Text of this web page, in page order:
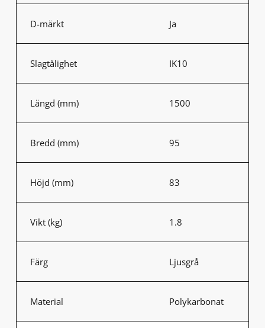
D-märkt Ja
Slagtålighet IK10
Längd (mm) 1500
Bredd (mm) 95
Höjd (mm) 83
Vikt (kg) 1.8
Färg Ljusgrå
Material Polykarbonat